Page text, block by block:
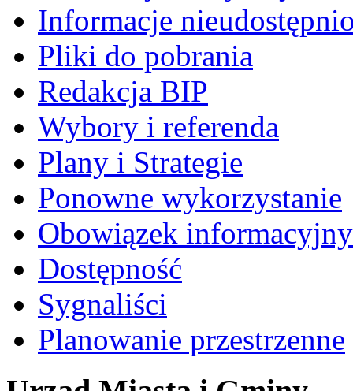
Informacje
Pliki do pobrania
Redakcja BIP
Wybory i referenda
Plany i Strategie
Ponowne wykorzystanie
Obowiązek informacyjny
Dostępność
Sygnaliści
Planowanie przestrzenne